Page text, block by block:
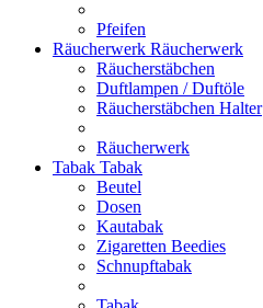
Pfeifen
Räucherwerk Räucherwerk
Räucherstäbchen
Duftlampen / Duftöle
Räucherstäbchen Halter
Räucherwerk
Tabak Tabak
Beutel
Dosen
Kautabak
Zigaretten Beedies
Schnupftabak